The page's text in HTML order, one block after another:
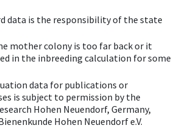
data is the responsibility of the state
mother colony is too far back or it
in the inbreeding calculation for some
data for publications or
is subject to permission by the
Hohen Neuendorf, Germany,
Hohen Neuendorf e.V.